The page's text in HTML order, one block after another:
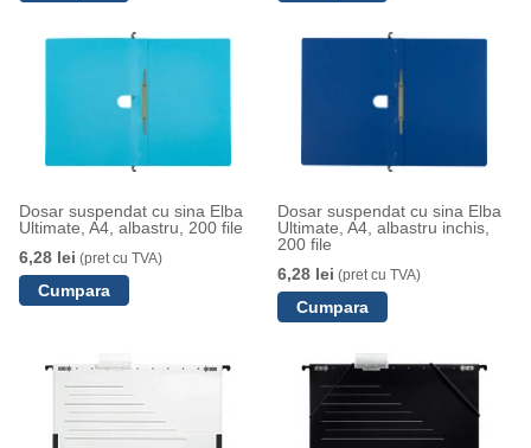
Dosar suspendat cu sina Elba
Ultimate, A4, albastru, 200 file
6,28 lei (pret cu TVA)
Dosar suspendat cu sina Elba
Ultimate, A4, albastru inchis,
200 file
6,28 lei (pret cu TVA)